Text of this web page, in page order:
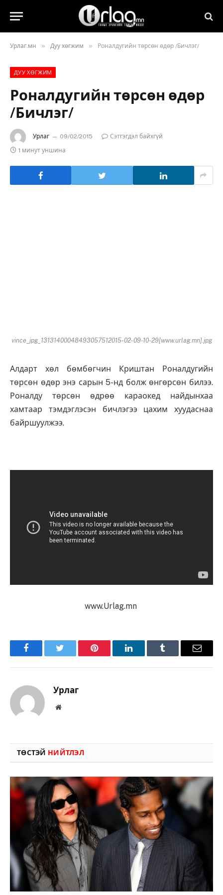
Урлаг.мн » Дуу хөгжим » Роналдугийн төрсөн өдөр /Бичлэг/
ДУУ ХӨГЖИМ
Роналдугийн төрсөн өдөр
/Бичлэг/
Урлаг 09/02/2015
Сэтгэгдэл байхгүй
1 минут уншина
vince_jpg_13131400048493057512015-02-09-10-29[www.urlag.mn].jpg
Алдарт хөл бөмбөгчин Криштан Роналдугийн
төрсөн өдөр энэ сарын 5-нд болж өнгөрсөн билээ.
Роналду төрсөн өдрөө караокед найдынхаа
хамтаар тэмдэглэсэн бичлэгээ цахим хуудаснаа
байршуулжээ.
www.Urlag.mn
FacebookTwitter Pinterest LinkedInTumblr Имэйл
Урлаг
Вэбсайт
ТӨСТЭЙ НИЙТЛЭЛ